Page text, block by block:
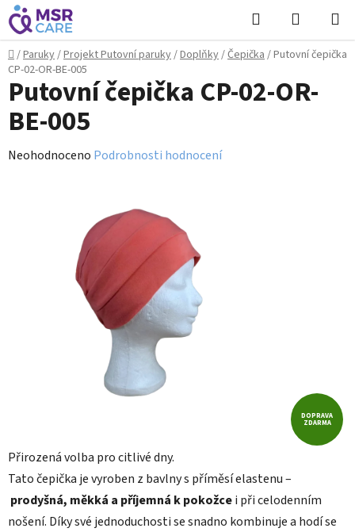
Přejít
na
obsah
Hledat
KOŠÍK
Domů
/Paruky/Projekt Putovní paruky/Doplňky/Čepička/Putovní čepička
CP-02-OR-BE-005
Přirozená volba pro citlivé dny.
Tato čepička je vyroben z bavlny s příměsí elastenu –
prodyšná, měkká a příjemná k pokožcei při celodenním
nošení. Díky své jednoduchosti se snadno kombinuje a hodí se
Putovní čepička CP-02-OR-
BE-005
Průměrné
Neohodnoceno Podrobnosti hodnocení
DOPRAVA
ZDARMA